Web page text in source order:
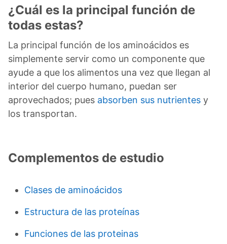
¿Cuál es la principal función de
todas estas?
La principal función de los aminoácidos es
simplemente servir como un componente que
ayude a que los alimentos una vez que llegan al
interior del cuerpo humano, puedan ser
aprovechados; pues absorben sus nutrientes y
los transportan.
Complementos de estudio
Clases de aminoácidos
Estructura de las proteínas
Funciones de las proteinas